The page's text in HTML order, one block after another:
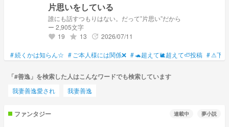
片思いをしている
誰にも話すつもりはない。だって‪”‬片思い‪”‬だから
ー 2,905文字
favorite 19 grade 13 update 2026/07/11
#続くかは知らん☆ #ご本人様には関係❌ #🐢超えて🐌超えて🦥投稿 #⚠下
「#善逸」を検索した人はこんなワードでも検索しています
我妻善逸愛され 我妻善逸
ファンタジー 連載中 夢小説